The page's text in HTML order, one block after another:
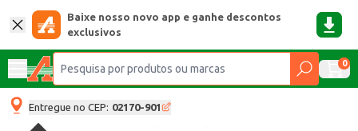
Baixe nosso novo app e ganhe descontos
exclusivos
0
Entregue no CEP: 02170-901